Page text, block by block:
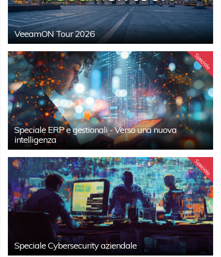
VeeamON Tour 2026
Speciale
Speciale ERP e gestionali - Verso una nuova
intelligenza
Speciale
Speciale Cybersecurity aziendale